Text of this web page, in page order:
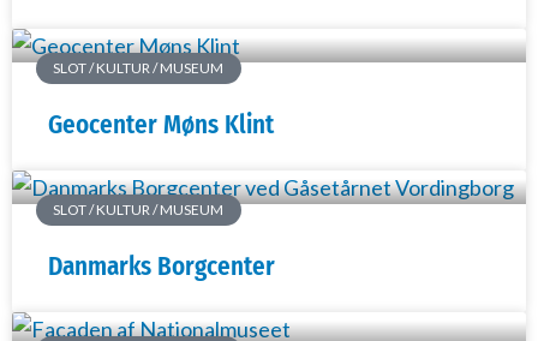
SLOT / KULTUR / MUSEUM
Geocenter Møns Klint
SLOT / KULTUR / MUSEUM
Danmarks Borgcenter